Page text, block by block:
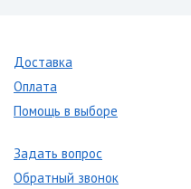
Доставка
Оплата
Помощь в выборе
Задать вопрос
Обратный звонок